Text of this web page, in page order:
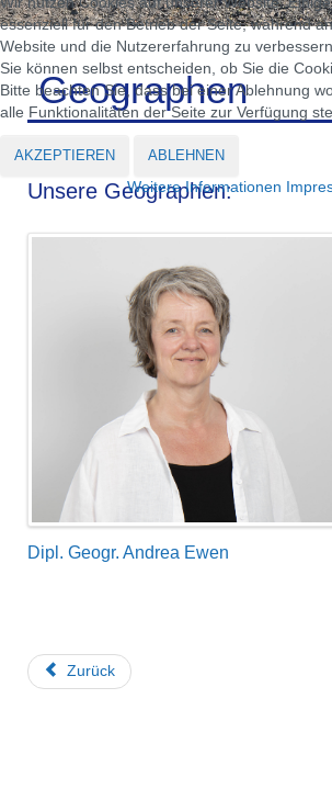
Geographen
Unsere Geographen:
Dipl. Geogr. Andrea Ewen
Zurück
essenziell für den Betrieb der Seite, während
Website und die Nutzererfahrung zu
Sie können selbst entscheiden, ob Sie die
Bitte beachten Sie, dass bei einer Ablehnung
alle Funktionalitäten der Seite zur Verfügung
AKZEPTIEREN
ABLEHNEN
Weitere Informationen